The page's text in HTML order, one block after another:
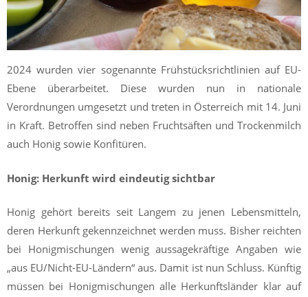
2024 wurden vier sogenannte Frühstücksrichtlinien auf EU-
Ebene überarbeitet. Diese wurden nun in nationale
Verordnungen umgesetzt und treten in Österreich mit 14. Juni
in Kraft. Betroffen sind neben Fruchtsäften und Trockenmilch
auch Honig sowie Konfitüren.
Honig: Herkunft wird eindeutig sichtbar
Honig gehört bereits seit Langem zu jenen Lebensmitteln,
deren Herkunft gekennzeichnet werden muss. Bisher reichten
bei Honigmischungen wenig aussagekräftige Angaben wie
„aus EU/Nicht-EU-Ländern“ aus. Damit ist nun Schluss. Künftig
müssen bei Honigmischungen alle Herkunftsländer klar auf